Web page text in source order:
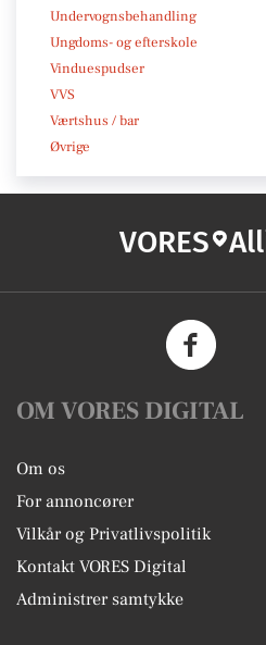
Undervognsbehandling
Ungdoms- og efterskole
Vinduespudser
VVS
Værtshus / bar
Øvrige
VORES
OM VORES DIGITAL
Om os
For annoncører
Vilkår og Privatlivspolitik
Kontakt VORES Digital
Administrer samtykke